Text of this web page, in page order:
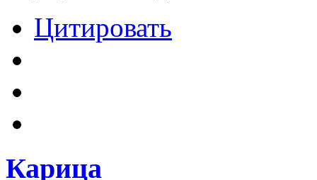
Цитировать
Карица